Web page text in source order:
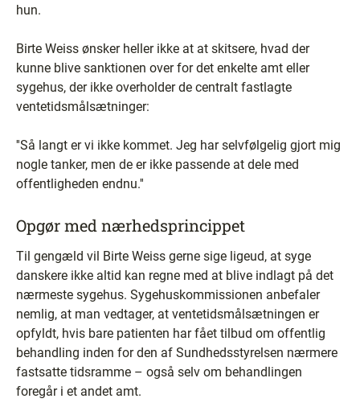
hun.
Birte Weiss ønsker heller ikke at at skitsere, hvad der
kunne blive sanktionen over for det enkelte amt eller
sygehus, der ikke overholder de centralt fastlagte
ventetidsmålsætninger:
''Så langt er vi ikke kommet. Jeg har selvfølgelig gjort mig
nogle tanker, men de er ikke passende at dele med
offentligheden endnu.''
Opgør med nærhedsprincippet
Til gengæld vil Birte Weiss gerne sige ligeud, at syge
danskere ikke altid kan regne med at blive indlagt på det
nærmeste sygehus. Sygehuskommissionen anbefaler
nemlig, at man vedtager, at ventetidsmålsætningen er
opfyldt, hvis bare patienten har fået tilbud om offentlig
behandling inden for den af Sundhedsstyrelsen nærmere
fastsatte tidsramme – også selv om behandlingen
foregår i et andet amt.